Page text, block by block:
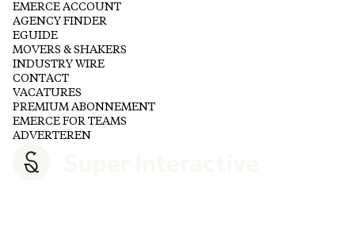
EMERCE ACCOUNT
AGENCY FINDER
EGUIDE
MOVERS & SHAKERS
INDUSTRY WIRE
CONTACT
VACATURES
PREMIUM ABONNEMENT
EMERCE FOR TEAMS
ADVERTEREN